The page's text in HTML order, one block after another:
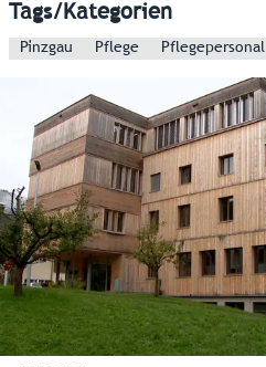
Tags/Kategorien
Pinzgau Pflege Pflegepersonal